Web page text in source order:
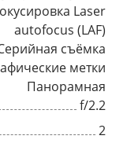
Laser
autofocus (LAF)
съёмка
метки
Панорамная
f/2.2
2